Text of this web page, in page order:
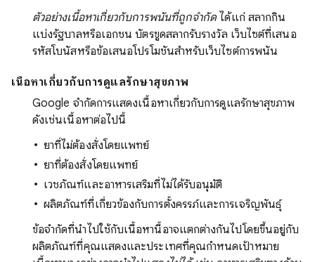
ตัวอย่างเนื้อหาเกี่ยวกับการพนันที่ถูกจำกัดได้แก่ สลากกิน
แบ่งรัฐบาลหรือเอกชน บัตรขูดสลากรับรางวัล เว็บไซต์ที่เสนอ
รหัสโบนัสหรือข้อเสนอโปรโมชันสำหรับเว็บไซต์การพนัน
เนื้อหาเกี่ยวกับการดูแลรักษาสุขภาพ
Google จำกัดการแสดงเนื้อหาเกี่ยวกับการดูแลรักษาสุขภาพ
ดังเช่นเนื้อหาต่อไปนี้
ยาที่ไม่ต้องสั่งโดยแพทย์
ยาที่ต้องสั่งโดยแพทย์
เวชภัณฑ์และอาหารเสริมที่ไม่ได้รับอนุมัติ
ผลิตภัณฑ์ที่เกี่ยวข้องกับการตั้งครรภ์และการเจริญพันธุ์
ข้อจำกัดที่นำไปใช้กับเนื้อหานี้อาจแตกต่างกันไปโดยขึ้นอยู่กับ
ผลิตภัณฑ์ที่คุณแสดงและประเทศที่คุณกำหนดเป้าหมาย